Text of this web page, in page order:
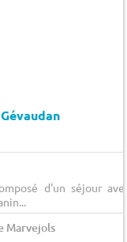
d'un séjour
Marvejols